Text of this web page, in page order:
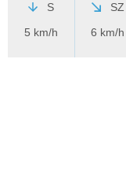
S
5 km/h
SZ
6 km/h